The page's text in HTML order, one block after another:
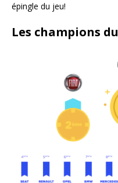
épingle du jeu!
Les champions